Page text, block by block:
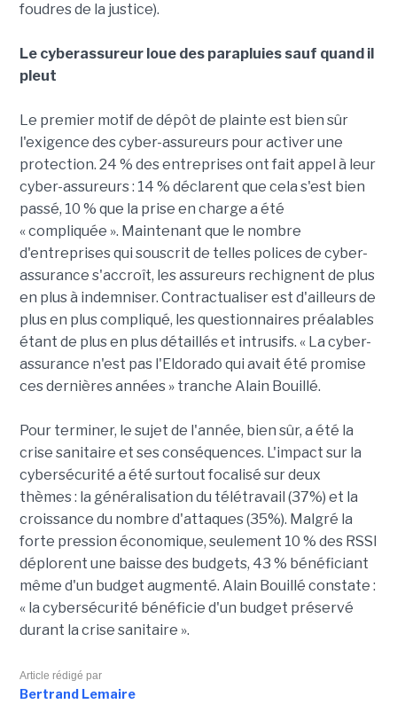
foudres de la justice).
Le cyberassureur loue des parapluies sauf quand il
pleut
Le premier motif de dépôt de plainte est bien sûr
l'exigence des cyber-assureurs pour activer une
protection. 24 % des entreprises ont fait appel à leur
cyber-assureurs : 14 % déclarent que cela s'est bien
passé, 10 % que la prise en charge a été
« compliquée ». Maintenant que le nombre
d'entreprises qui souscrit de telles polices de cyber-
assurance s'accroît, les assureurs rechignent de plus
en plus à indemniser. Contractualiser est d'ailleurs de
plus en plus compliqué, les questionnaires préalables
étant de plus en plus détaillés et intrusifs. « La cyber-
assurance n'est pas l'Eldorado qui avait été promise
ces dernières années » tranche Alain Bouillé.
Pour terminer, le sujet de l'année, bien sûr, a été la
crise sanitaire et ses conséquences. L'impact sur la
cybersécurité a été surtout focalisé sur deux
thèmes : la généralisation du télétravail (37%) et la
croissance du nombre d'attaques (35%). Malgré la
forte pression économique, seulement 10 % des RSSI
déplorent une baisse des budgets, 43 % bénéficiant
même d'un budget augmenté. Alain Bouillé constate :
« la cybersécurité bénéficie d'un budget préservé
durant la crise sanitaire ».
Article rédigé par
Bertrand Lemaire